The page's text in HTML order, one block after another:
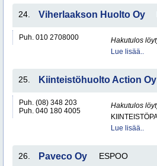
24. Viherlaakson Huolto Oy
Puh. 010 2708000
Hakutulos
Lue lisää..
25. Kiinteistöhuolto Action Oy
Puh. (08) 348 203
Puh. 040 180 4005
Hakutulos
Lue lisää..
26. Paveco Oy ESPOO